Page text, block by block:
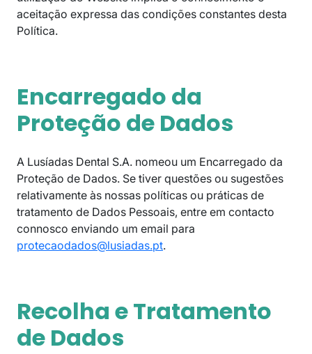
aceitação expressa das condições constantes desta
Política.
Encarregado da
Proteção de Dados
A Lusíadas Dental S.A. nomeou um Encarregado da
Proteção de Dados. Se tiver questões ou sugestões
relativamente às nossas políticas ou práticas de
tratamento de Dados Pessoais, entre em contacto
connosco enviando um email para
protecaodados@lusiadas.pt.
Recolha e Tratamento
de Dados